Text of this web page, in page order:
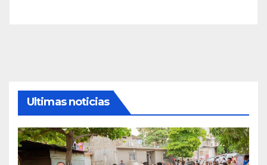
Ultimas noticias